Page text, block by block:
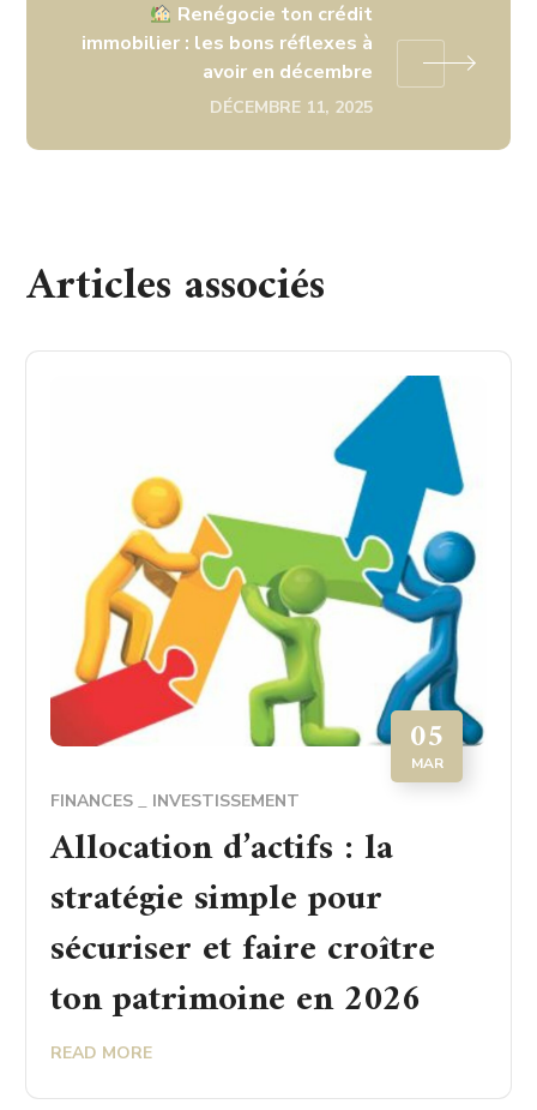
Renégocie ton crédit
immobilier : les bons réflexes à
avoir en décembre
DÉCEMBRE 11, 2025
Articles associés
05
MAR
FINANCES INVESTISSEMENT
Allocation d’actifs : la
stratégie simple pour
sécuriser et faire croître
ton patrimoine en 2026
READ MORE